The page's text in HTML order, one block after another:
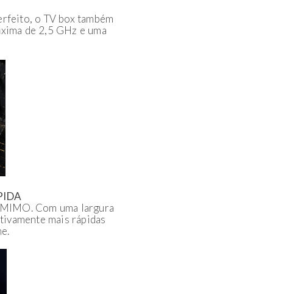
o TV box também
de 2,5 GHz e uma
Com uma largura
mais rápidas